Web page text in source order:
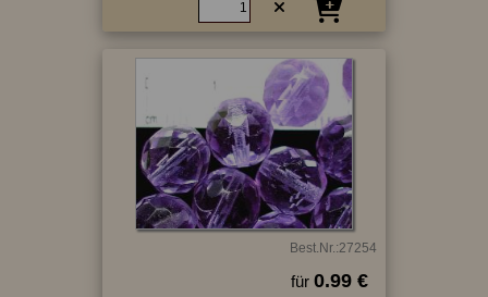
Best.Nr.:27254
für 0.99 €